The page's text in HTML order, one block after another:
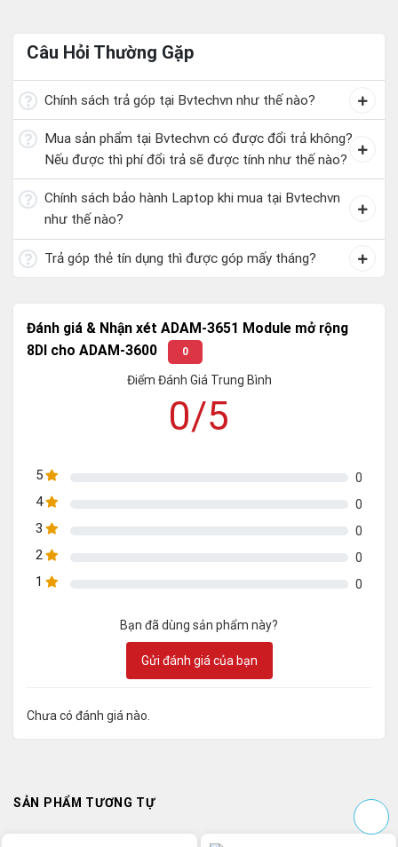
Câu Hỏi Thường Gặp
Chính sách trả góp tại Bvtechvn như thế nào?
Mua sản phẩm tại Bvtechvn có được đổi trả không?
Nếu được thì phí đổi trả sẽ được tính như thế nào?
Chính sách bảo hành Laptop khi mua tại Bvtechvn
như thế nào?
Trả góp thẻ tín dụng thì được góp mấy tháng?
Đánh giá & Nhận xét ADAM-3651 Module mở rộng
8DI cho ADAM-3600
0
Điểm Đánh Giá Trung Bình
0/5
5 0
4 0
3 0
2 0
1 0
Bạn đã dùng sản phẩm này?
Gửi đánh giá của bạn
Chưa có đánh giá nào.
SẢN PHẨM TƯƠNG TỰ